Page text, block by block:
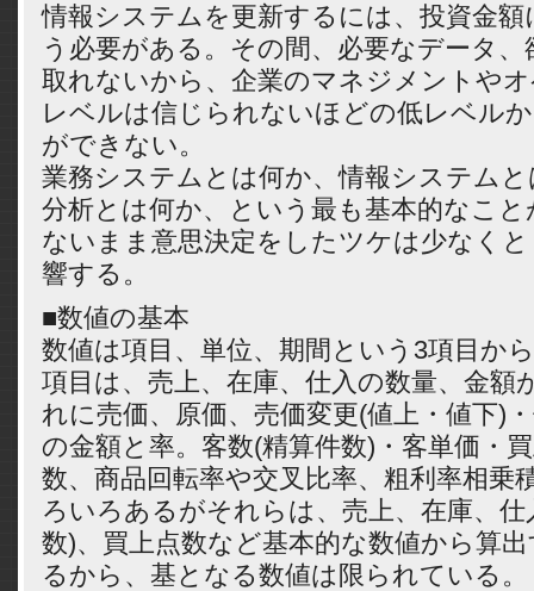
情報システムを更新するには、投資金額
う必要がある。その間、必要なデータ
取れないから、企業のマネジメントや
レベルは信じられないほどの低レベル
ができない。
業務システムとは何か、情報システム
分析とは何か、という最も基本的なこ
ないまま意思決定をしたツケは少なく
響する。
■数値の基本
数値は項目、単位、期間という3項目か
項目は、売上、在庫、仕入の数量、金額
れに売価、原価、売価変更(値上・値下)
の金額と率。客数(精算件数)・客単価・
数、商品回転率や交叉比率、粗利率相乗
ろいろあるがそれらは、売上、在庫、仕
数)、買上点数など基本的な数値から算
るから、基となる数値は限られている。